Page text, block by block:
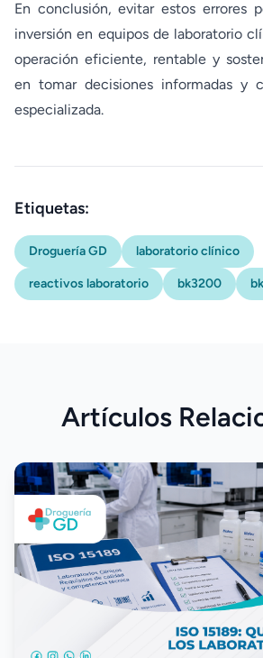
En conclusión, evitar estos errores
inversión en equipos de laboratorio
operación eficiente, rentable y
en tomar decisiones informadas y
especializada.
Etiquetas:
Droguería GD laboratorio clínico
reactivos laboratorio bk3200
Artículos